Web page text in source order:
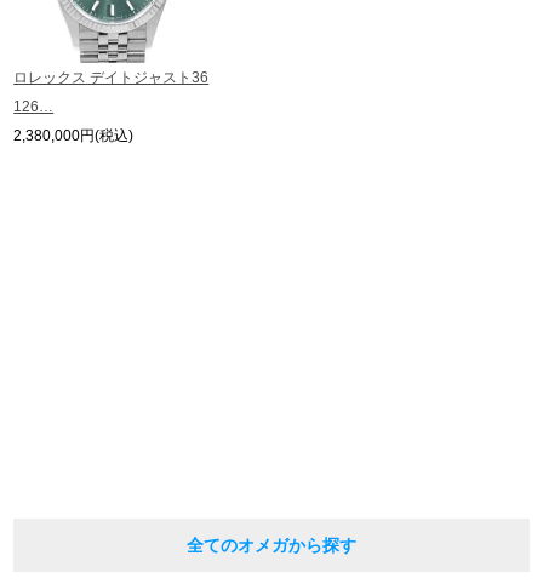
For Overseas Customers
English
ロレックス デイトジャスト36
126…
2,380,000円(税込)
全てのオメガから探す
※アンティーク品やユーズド品の場合、外装および内部機械に代替部品を使用
している場合がございます。
※表示の定価は、入荷時の価格となっております。
現在の定価と異なる場合がございますのでご了承くださいませ。